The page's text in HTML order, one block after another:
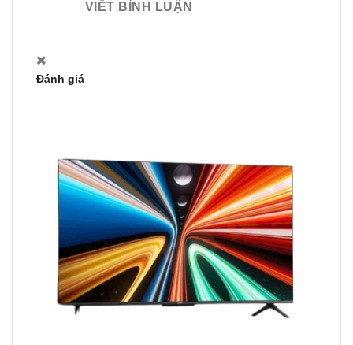
VIẾT BÌNH LUẬN
Đánh giá